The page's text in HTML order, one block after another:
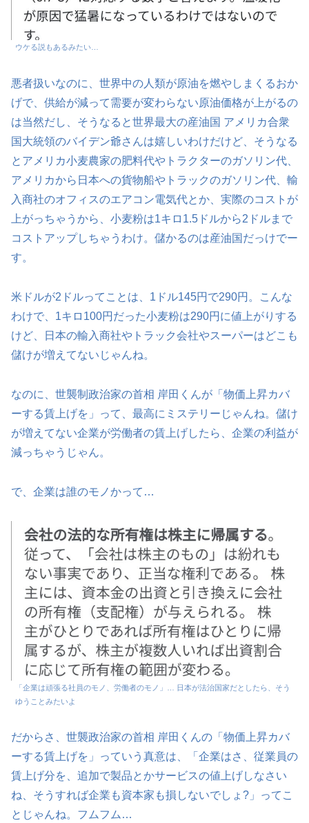
ウケる説もあるみたい…
悪者扱いなのに、世界中の人類が原油を燃やしまくるおか
げで、供給が減って需要が変わらない原油価格が上がるの
は当然だし、そうなると世界最大の産油国 アメリカ合衆
国大統領のバイデン爺さんは嬉しいわけだけど、そうなる
とアメリカ小麦農家の肥料代やトラクターのガソリン代、
アメリカから日本への貨物船やトラックのガソリン代、輸
入商社のオフィスのエアコン電気代とか、実際のコストが
上がっちゃうから、小麦粉は1キロ1.5ドルから2ドルまで
コストアップしちゃうわけ。儲かるのは産油国だっけでー
す。
米ドルが2ドルってことは、1ドル145円で290円。こんな
わけで、1キロ100円だった小麦粉は290円に値上がりする
けど、日本の輸入商社やトラック会社やスーパーはどこも
儲けが増えてないじゃんね。
なのに、世襲制政治家の首相 岸田くんが「物価上昇カバ
ーする賃上げを」って、最高にミステリーじゃんね。儲け
が増えてない企業が労働者の賃上げしたら、企業の利益が
減っちゃうじゃん。
で、企業は誰のモノかって…
「企業は頑張る社員のモノ、労働者のモノ」… 日本が法治国家だとしたら、そう
ゆうことみたいよ
だからさ、世襲政治家の首相 岸田くんの「物価上昇カバ
ーする賃上げを」っていう真意は、「企業はさ、従業員の
賃上げ分を、追加で製品とかサービスの値上げしなさい
ね、そうすれば企業も資本家も損しないでしょ?」ってこ
とじゃんね。フムフム…